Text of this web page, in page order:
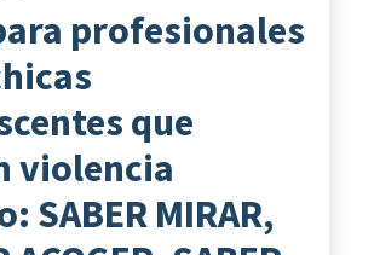
profesionales
que
violencia
SABER MIRAR,